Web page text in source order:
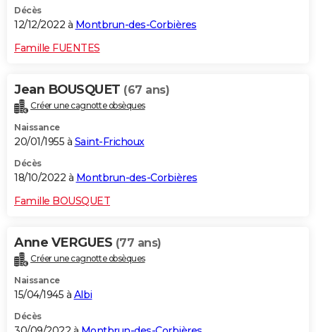
Décès
12/12/2022 à Montbrun-des-Corbières
Famille FUENTES
Jean BOUSQUET (67 ans)
Créer une cagnotte obsèques
Naissance
20/01/1955 à Saint-Frichoux
Décès
18/10/2022 à Montbrun-des-Corbières
Famille BOUSQUET
Anne VERGUES (77 ans)
Créer une cagnotte obsèques
Naissance
15/04/1945 à Albi
Décès